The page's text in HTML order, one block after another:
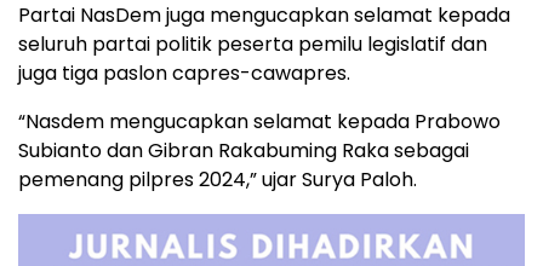
Partai NasDem juga mengucapkan selamat kepada
seluruh partai politik peserta pemilu legislatif dan
juga tiga paslon capres-cawapres.
“Nasdem mengucapkan selamat kepada Prabowo
Subianto dan Gibran Rakabuming Raka sebagai
pemenang pilpres 2024,” ujar Surya Paloh.